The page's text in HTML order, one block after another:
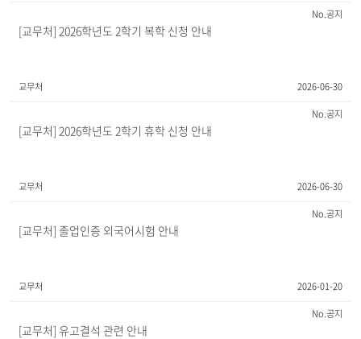
공지
[교무처] 2026학년도 2학기 복학 신청 안내
교무처
2026-06-30
공지
[교무처] 2026학년도 2학기 휴학 신청 안내
교무처
2026-06-30
공지
[교무처] 졸업인증 외국어시험 안내
교무처
2026-01-20
공지
[교무처] 유고결석 관련 안내